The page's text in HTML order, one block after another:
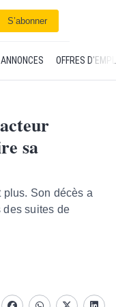
S’abonner
ANNONCES OFFRES
sa
plus. Son décès a
des suites de